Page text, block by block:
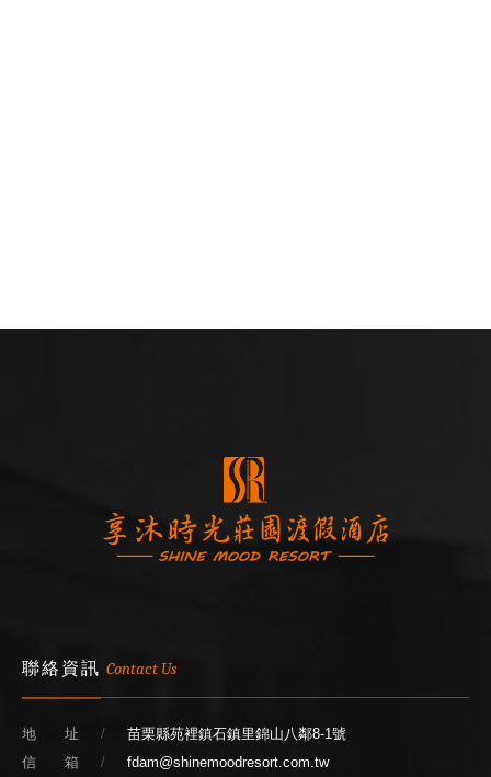
聯絡資訊 Contact Us
地 址
苗栗縣苑裡鎮石鎮里錦山八鄰8-1號
信 箱
fdam@shinemoodresort.com.tw